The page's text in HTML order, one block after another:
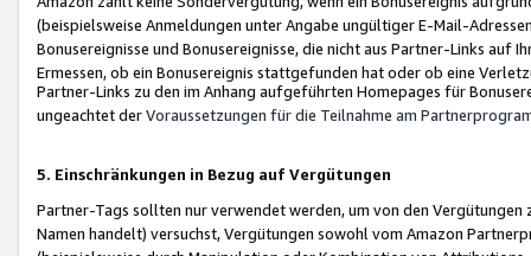
(beispielsweise Anmeldungen unter Angabe ungültiger E-Mail-
Bonusereignisse und Bonusereignisse, die nicht aus Partner-Links auf
Ermessen, ob ein Bonusereignis stattgefunden hat oder ob eine
Partner-Links zu den im Anhang aufgeführten Homepages für
ungeachtet derVoraussetzungen für die Teilnahme am
5. Einschränkungen in Bezug auf Vergütungen
Partner-Tags sollten nur verwendet werden, um von den
Namen handelt) versuchst, Vergütungen sowohl vom Amazon